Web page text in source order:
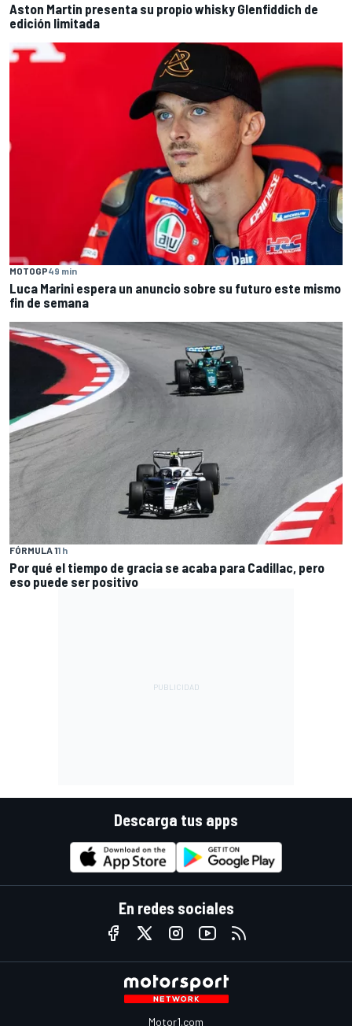
Aston Martin presenta su propio whisky Glenfiddich de
edición limitada
MOTOGP49 min
Luca Marini espera un anuncio sobre su futuro este mismo
fin de semana
FÓRMULA 11 h
Por qué el tiempo de gracia se acaba para Cadillac, pero
eso puede ser positivo
Descarga tus apps
En redes sociales
Motor1.com